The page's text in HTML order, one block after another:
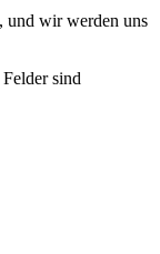
und wir werden uns
sind